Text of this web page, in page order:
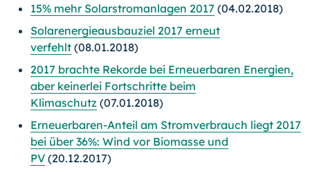
15% mehr Solarstromanlagen 2017 (04.02.2018)
Solarenergieausbauziel 2017 erneut
verfehlt (08.01.2018)
2017 brachte Rekorde bei Erneuerbaren Energien,
aber keinerlei Fortschritte beim
Klimaschutz (07.01.2018)
Erneuerbaren-Anteil am Stromverbrauch liegt 2017
bei über 36%: Wind vor Biomasse und
PV (20.12.2017)